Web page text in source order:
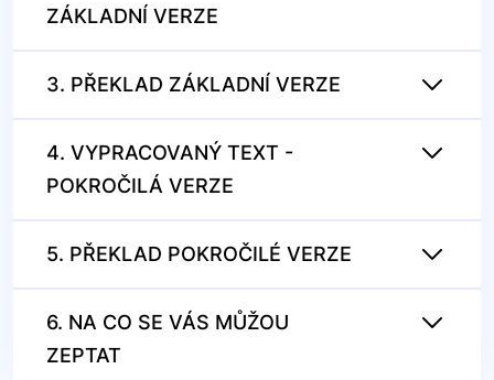
ZÁKLADNÍ VERZE
3. PŘEKLAD ZÁKLADNÍ VERZE
4. VYPRACOVANÝ TEXT -
POKROČILÁ VERZE
5. PŘEKLAD POKROČILÉ VERZE
6. NA CO SE VÁS MŮŽOU
ZEPTAT